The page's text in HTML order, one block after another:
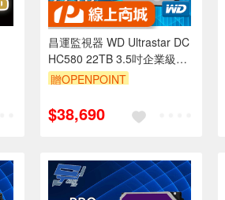
昌運監視器 WD Ultrastar DC
HC580 22TB 3.5吋企業級硬
碟 (WUH722422ALE6L4)
贈OPENPOINT
$38,690